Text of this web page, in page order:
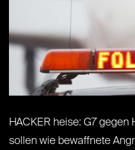
HACKER heise: G7
sollen wie bewaffnete